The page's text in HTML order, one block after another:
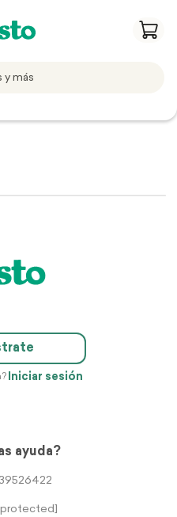
Iniciar sesión
ayuda?
protected]